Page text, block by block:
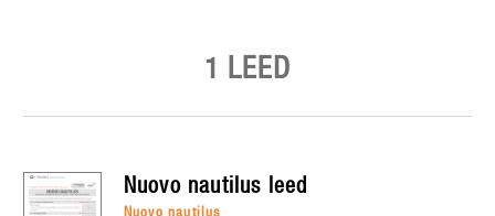
1 LEED
nuovo nautilus leed
nuovo nautilus